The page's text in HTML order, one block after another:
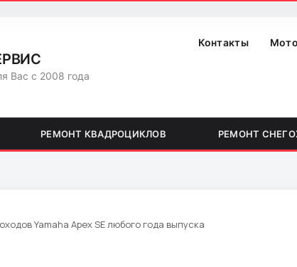
Вас с 2008 года
Контакты
РЕМОНТ КВАДРОЦИКЛОВ РЕМОНТ
Yamaha Apex SE любого года выпуска